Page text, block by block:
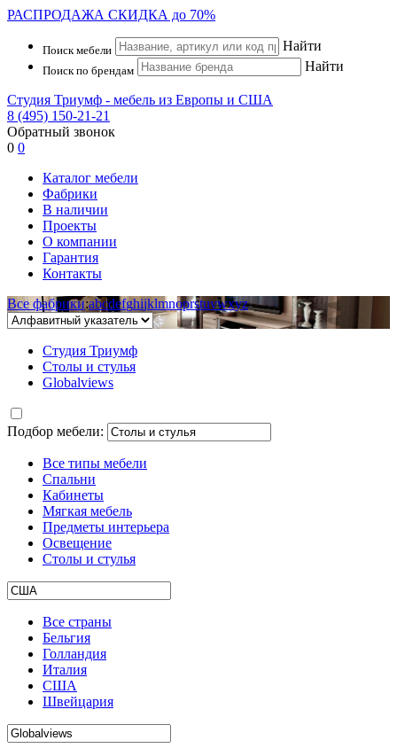
РАСПРОДАЖА СКИДКА до 70%
Поиск мебели Найти
Поиск по брендам Найти
Студия Триумф - мебель из Европы и США
8 (495) 150-21-21
Обратный звонок
0 0
Каталог мебели
Фабрики
В наличии
Проекты
О компании
Гарантия
Контакты
Все фабрики:abcdefghijklmnoprstuvwxyz
Студия Триумф
Столы и стулья
Globalviews
Подбор мебели:
Все типы мебели
Спальни
Кабинеты
Мягкая мебель
Предметы интерьера
Освещение
Столы и стулья
Все страны
Бельгия
Голландия
Италия
США
Швейцария